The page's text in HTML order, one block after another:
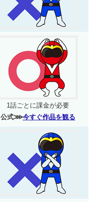
1話ごとに課金が必要
公式⋙今すぐ作品を観る